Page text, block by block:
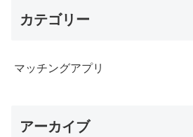
カテゴリー
マッチングアプリ
アーカイブ